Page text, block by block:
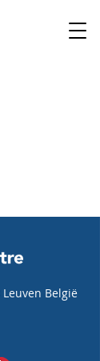
België